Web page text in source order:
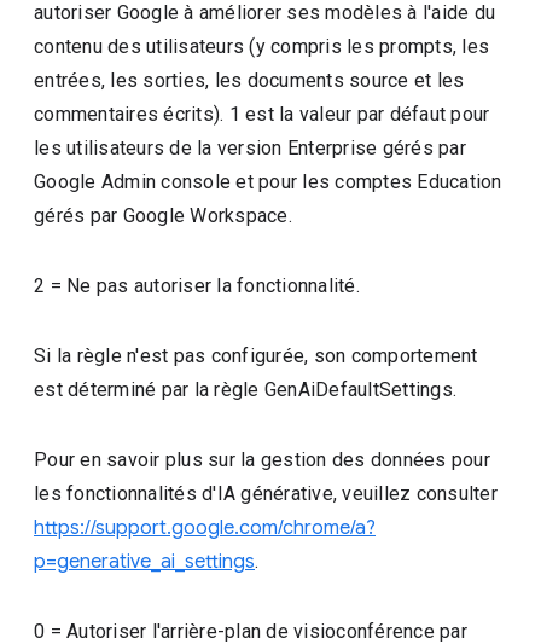
autoriser Google à améliorer ses modèles à l'aide du
contenu des utilisateurs (y compris les prompts, les
entrées, les sorties, les documents source et les
commentaires écrits). 1 est la valeur par défaut pour
les utilisateurs de la version Enterprise gérés par
Google Admin console et pour les comptes Education
gérés par Google Workspace.
2 = Ne pas autoriser la fonctionnalité.
Si la règle n'est pas configurée, son comportement
est déterminé par la règle GenAiDefaultSettings.
Pour en savoir plus sur la gestion des données pour
les fonctionnalités d'IA générative, veuillez consulter
https://support.google.com/chrome/a?
p=generative_ai_settings.
0 =Autoriser l'arrière-plan de visioconférence par